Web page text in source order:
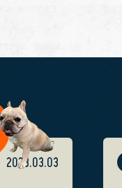
2023.03.03